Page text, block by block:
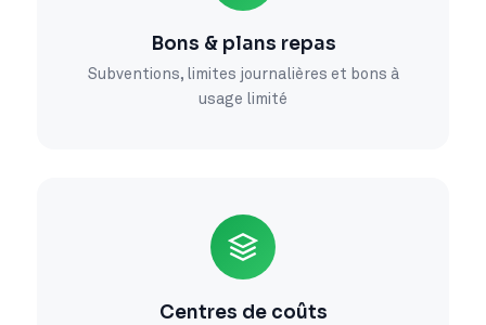
Bons & plans repas
Subventions, limites journalières et bons à
usage limité
Centres de coûts